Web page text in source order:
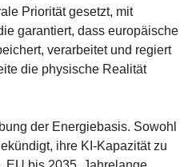
Priorität gesetzt, mit
garantiert, dass europäische
verarbeitet und regiert
die physische Realität
der Energiebasis. Sowohl
ihre KI-Kapazität zu